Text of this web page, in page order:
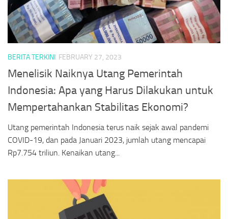
BERITA TERKINI FEBRUARY 27, 2023
Menelisik Naiknya Utang Pemerintah
Indonesia: Apa yang Harus Dilakukan untuk
Mempertahankan Stabilitas Ekonomi?
Utang pemerintah Indonesia terus naik sejak awal pandemi
COVID-19, dan pada Januari 2023, jumlah utang mencapai
Rp7.754 triliun. Kenaikan utang...